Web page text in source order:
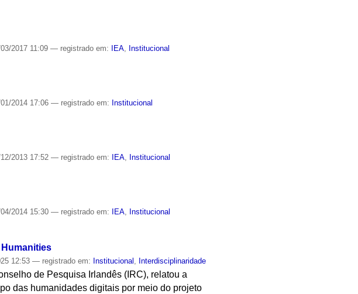
2017 11:09— registrado em: IEA, Institucional
2014 17:06— registrado em: Institucional
2013 17:52— registrado em: IEA Institucional
2014 15:30— registrado em: IEA Institucional
12:53— registrado em: Institucional , Interdisciplinaridade
de Pesquisa Irlandês (IRC), relatou a
das humanidades digitais por meio do projeto